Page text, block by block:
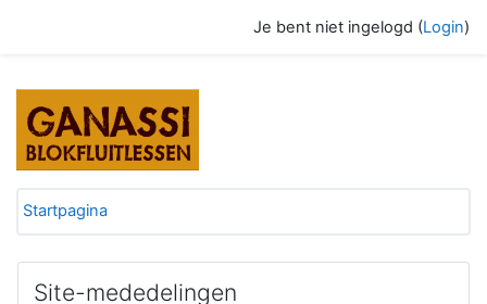
Je bent niet ingelogd (Login)
Online leslokaal Blokfluit Lespraktijk
Startpagina
Site-mededelingen